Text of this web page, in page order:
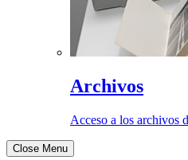
Archivos
Acceso a los archivos
Close Menu